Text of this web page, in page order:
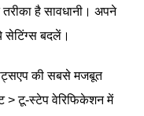
है सावधानी। अपने
सेटिंग्स बदलें।
की सबसे मजबूत
> टू-स्टेप वेरिफिकेशन में